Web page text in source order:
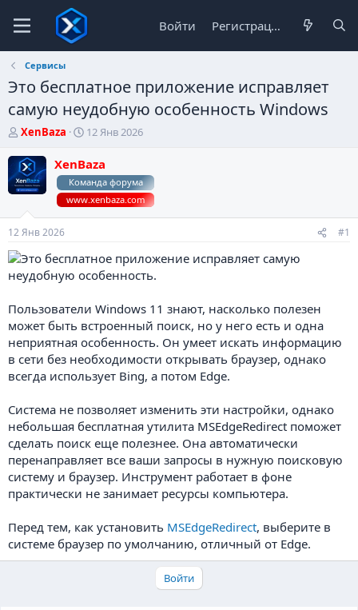
Войти Регистрация
Сервисы
Это бесплатное приложение исправляет
самую неудобную особенность Windows
А
т
о
р
м
XenBaza
Д
т
а
н
а
ч
а
12 Янв 2026
XenBaza
Команда форума
www.xenbaza.com
12 Янв 2026 #1
Пользователи Windows 11 знают, насколько полезен
может быть встроенный поиск, но у него есть и одна
неприятная особенность. Он умеет искать информацию
в сети без необходимости открывать браузер, однако
всегда использует Bing, а потом Edge.
Система не позволяет изменить эти настройки, однако
небольшая бесплатная утилита MSEdgeRedirect поможет
сделать поиск еще полезнее. Она автоматически
перенаправляет все ваши запросы в нужную поисковую
систему и браузер. Инструмент работает в фоне
практически не занимает ресурсы компьютера.
Перед тем, как установить MSEdgeRedirect, выберите в
системе браузер по умолчанию, отличный от Edge.
Войти